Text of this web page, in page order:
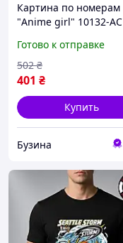
Картина по номерам
"Anime girl" 10132-AC
Готово к отправке
401 ₴
502 ₴
Купить
Бузина